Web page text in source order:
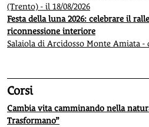
(Trento) - il 18/08/2026
Festa della luna 2026: celebrare il
riconnessione interiore
Salaiola di Arcidosso Monte Amiata -
Corsi
Cambia vita camminando nella
Trasformano”